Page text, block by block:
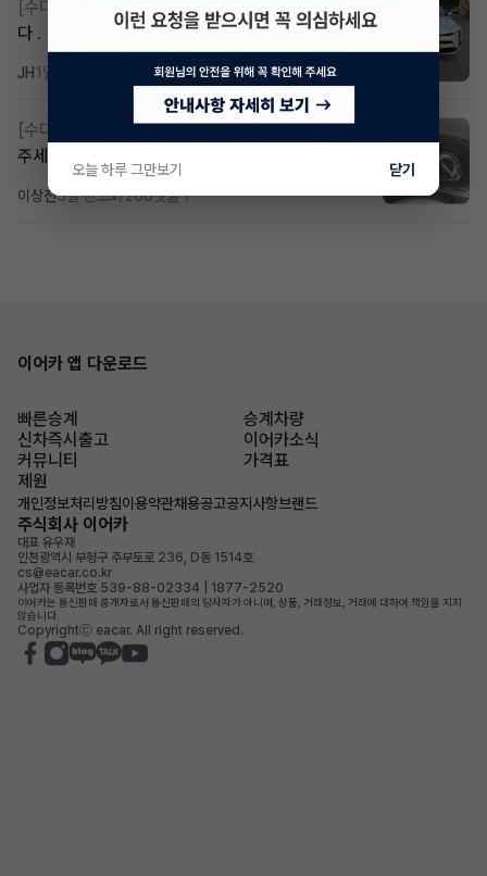
[수다방]
다 .
JH1일 전 댓글 2
[수다방]
Gv70 승계자분 구합니다 지원금 협의연락
주세요
이상진5일 전조회 200댓글 1
이어카 앱 다운로드
빠른승계
승계차량
신차즉시출고
이어카소식
커뮤니티
가격표
제원
개인정보처리방침이용약관채용공고공지사항브랜드
주식회사 이어카
대표 유우재
인천광역시 부평구 주부토로 236, D동 1514호
cs@eacar.co.kr
사업자 등록번호 539-88-02334 | 1877-2520
이어카는 통신판매 중개자로서 통신판매의 당사자가 아니며, 상품, 거래정보, 거래에 대하여 책임을 지지
않습니다.
Copyrightⓒ eacar. All right reserved.
오늘 하루 그만보기 닫기